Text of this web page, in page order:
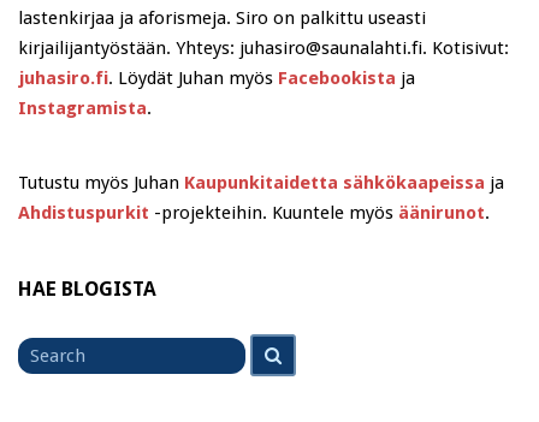
lastenkirjaa ja aforismeja. Siro on palkittu useasti
kirjailijantyöstään. Yhteys: juhasiro@saunalahti.fi. Kotisivut:
juhasiro.fi. Löydät Juhan myös Facebookista ja
Instagramista.
Tutustu myös Juhan Kaupunkitaidetta sähkökaapeissa ja
Ahdistuspurkit -projekteihin. Kuuntele myös äänirunot.
HAE BLOGISTA
Search
for